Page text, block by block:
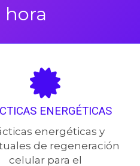
hora
ENERGÉTICAS
energéticas y
de regeneración
celular para el